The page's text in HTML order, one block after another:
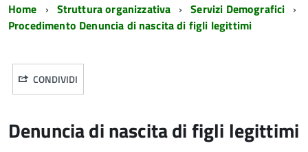
Home Struttura organizzativa
Servizi Demografici
Procedimento Denuncia di nascita di figli legittimi
CONDIVIDI
Denuncia di nascita di figli legittimi